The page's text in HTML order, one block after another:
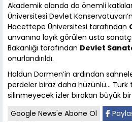
Akademik alanda da önemli
Üniversitesi Devlet
Hacettepe Üniversitesi tarafından
unvanına layık görülen usta
Bakanlığı tarafından Devlet
onurlandırıldı.
Haldun Dormen’in ardından
perdeler biraz daha hüzünlü… Türk
silinmeyecek izler bırakan büyük
Google News'e Abone Ol